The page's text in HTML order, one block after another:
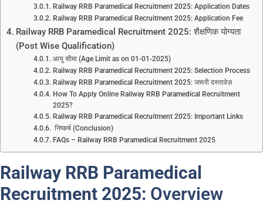
Railway RRB Paramedical Recruitment 2025: Application Dates
Railway RRB Paramedical Recruitment 2025: Application Fee
Railway RRB Paramedical Recruitment 2025: शैक्षणिक योग्यता
(Post Wise Qualification)
आयु सीमा (Age Limit as on 01-01-2025)
Railway RRB Paramedical Recruitment 2025: Selection Process
Railway RRB Paramedical Recruitment 2025: जरूरी दस्तावेज़
How To Apply Online Railway RRB Paramedical Recruitment
2025?
Railway RRB Paramedical Recruitment 2025: Important Links
निष्कर्ष (Conclusion)
FAQs – Railway RRB Paramedical Recruitment 2025
Railway RRB Paramedical
Recruitment 2025: Overview